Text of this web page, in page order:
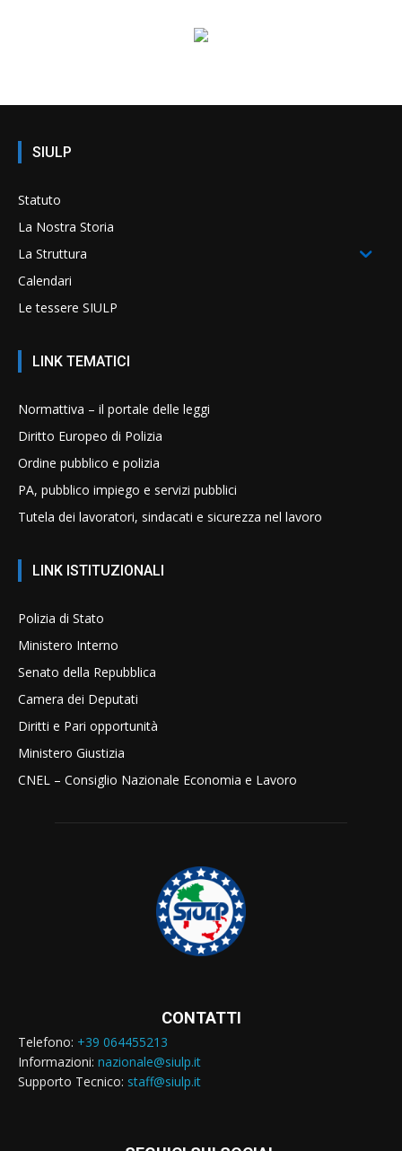
SIULP
Statuto
La Nostra Storia
La Struttura
Calendari
Le tessere SIULP
LINK TEMATICI
Normattiva – il portale delle leggi
Diritto Europeo di Polizia
Ordine pubblico e polizia
PA, pubblico impiego e servizi pubblici
Tutela dei lavoratori, sindacati e sicurezza nel lavoro
LINK ISTITUZIONALI
Polizia di Stato
Ministero Interno
Senato della Repubblica
Camera dei Deputati
Diritti e Pari opportunità
Ministero Giustizia
CNEL – Consiglio Nazionale Economia e Lavoro
CONTATTI
Telefono: +39 064455213
Informazioni: nazionale@siulp.it
Supporto Tecnico: staff@siulp.it